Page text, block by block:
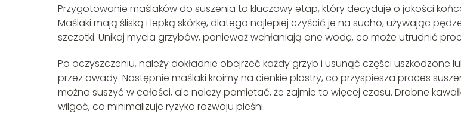
Przygotowanie maślaków do suszenia to kluczowy etap, który decyduje o jakości
Maślaki mają śliską i lepką skórkę, dlatego najlepiej czyścić je na sucho, używając
szczotki. Unikaj mycia grzybów, ponieważ wchłaniają one wodę, co może utrudnić
Po oczyszczeniu, należy dokładnie obejrzeć każdy grzyb i usunąć części uszkodzone
przez owady. Następnie maślaki kroimy na cienkie plastry, co przyspiesza proces
można suszyć w całości, ale należy pamiętać, że zajmie to więcej czasu. Drobne
wilgoć, co minimalizuje ryzyko rozwoju pleśni.